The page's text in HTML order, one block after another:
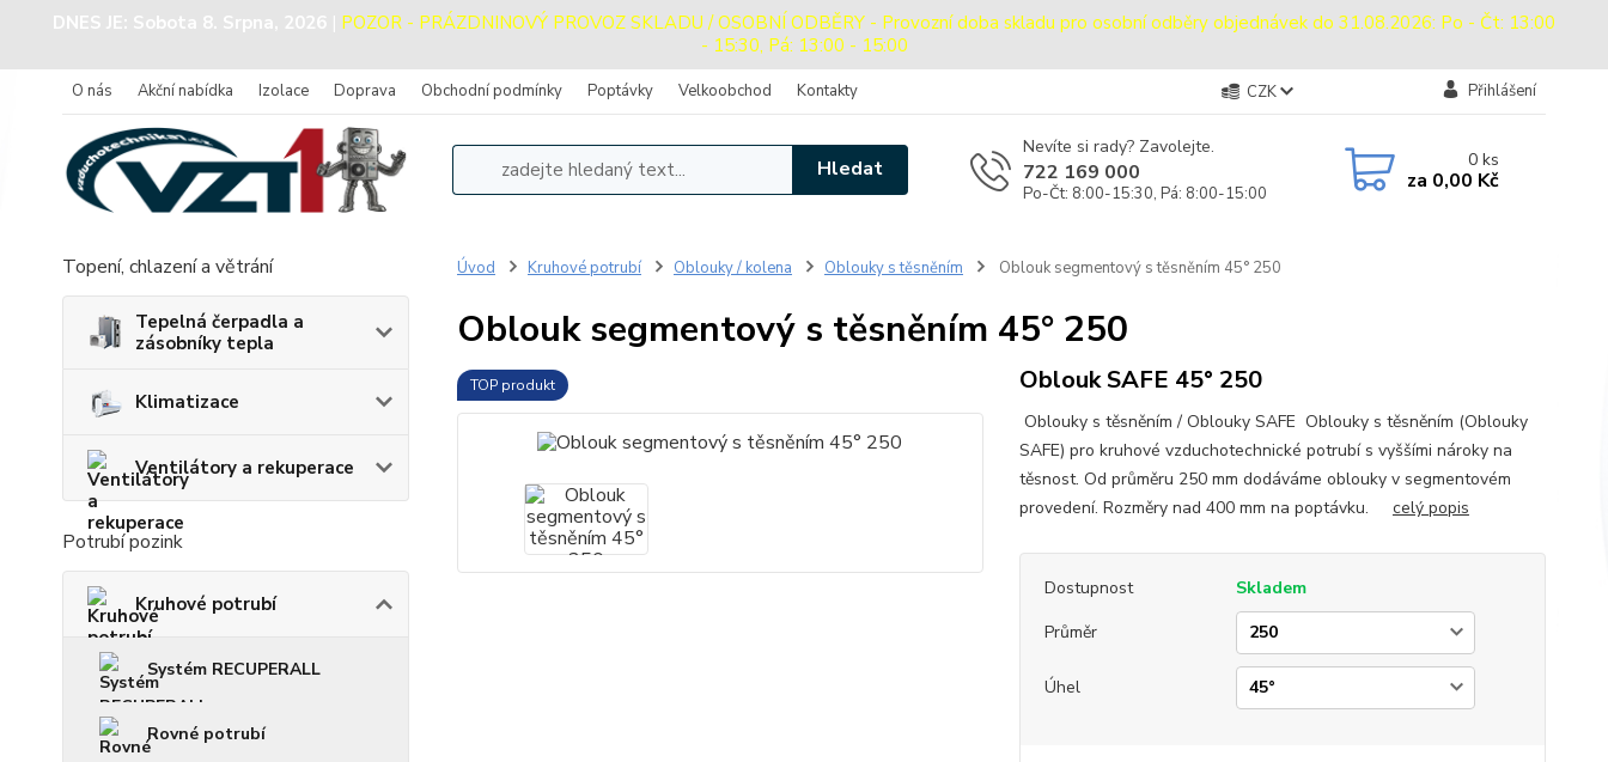
DNES JE: Sobota 8. Srpna, 2026 | POZOR - PRÁZDNINOVÝ PROVOZ SKLADU / OSOBNÍ ODBĚRY - Provozní doba skladu pro osobní odběry objednávek do 31.08.2026: Po - Čt: 13:00
- 15:30, Pá: 13:00 - 15:00
O nás Akční nabídka Izolace Doprava Obchodní podmínky Poptávky Velkoobchod Kontakty CZK Přihlášení
Hledat
Nevíte si rady? Zavolejte.
722 169 000
Po-Čt: 8:00-15:30, Pá: 8:00-15:00
0ks
za 0,00 Kč
Topení, chlazení a větrání
Tepelná čerpadla a
zásobníky tepla
Klimatizace
Ventilátory a rekuperace
Potrubí pozink
Kruhové potrubí
Systém RECUPERALL
Rovné potrubí
Úvod Kruhové potrubí Oblouky / kolena Oblouky s těsněním Oblouk segmentový s těsněním 45° 250
Oblouk segmentový s těsněním 45° 250
TOP produkt Oblouk SAFE 45° 250
Oblouky s těsněním / Oblouky SAFE Oblouky s těsněním (Oblouky
SAFE) pro kruhové vzduchotechnické potrubí s vyššími nároky na
těsnost. Od průměru 250 mm dodáváme oblouky v segmentovém
provedení. Rozměry nad 400 mm na poptávku. celý popis
Dostupnost
Skladem
Průměr
Úhel